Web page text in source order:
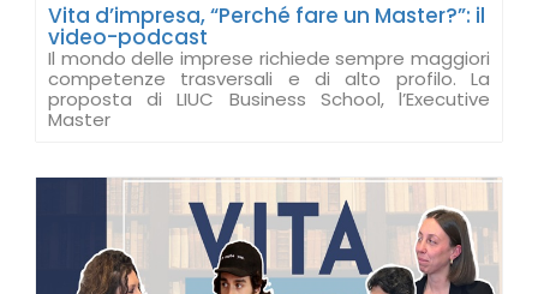
Vita d’impresa, “Perché fare un Master?”: il
video-podcast
Il mondo delle imprese richiede sempre maggiori
competenze trasversali e di alto profilo. La
proposta di LIUC Business School, l’Executive
Master